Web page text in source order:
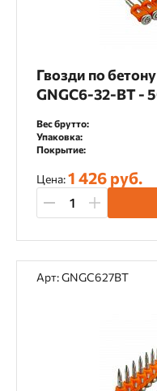
Гвозди по
GNGC6-32-BT -
Вес брутто:
Упаковка:
Покрытие:
Цена:1 426 руб.
Арт: GNGC627BT